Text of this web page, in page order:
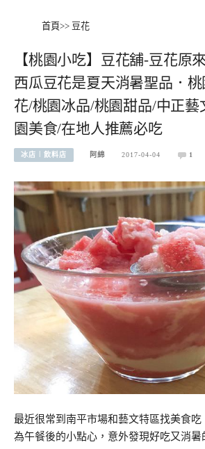
首頁>> 豆花
【桃園小吃】豆花舖-豆花原
西瓜豆花是夏天消暑聖品．
花/桃園冰品/桃園甜品/中正藝
園美食/在地人推薦必吃
冰店︱飲料店 阿綿 2017-04-04 1
最近很常到南平市場和藝文特區找美食
為午餐後的小點心，意外發現好吃又消